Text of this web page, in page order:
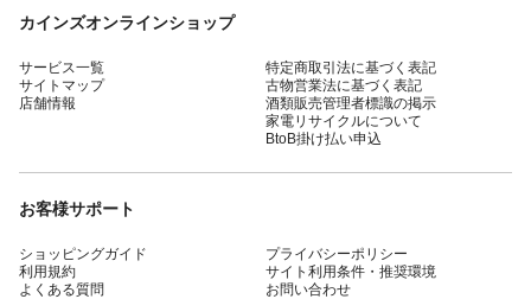
カインズオンラインショップ
サービス一覧
サイトマップ
店舗情報
特定商取引法に基づく表記
古物営業法に基づく表記
酒類販売管理者標識の掲示
家電リサイクルについて
BtoB掛け払い申込
お客様サポート
ショッピングガイド
利用規約
よくある質問
プライバシーポリシー
サイト利用条件・推奨環境
お問い合わせ